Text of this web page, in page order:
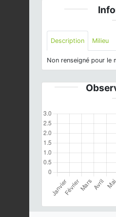
Description Milieu
Non renseigné pour le